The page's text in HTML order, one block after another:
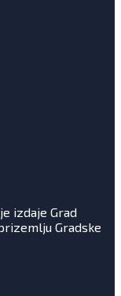
izdaje Grad
Gradske